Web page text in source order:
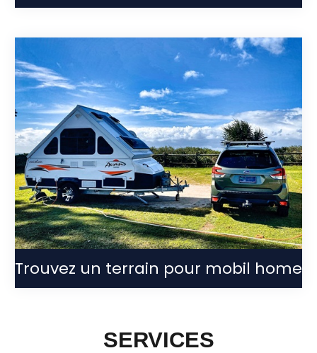
Trouvez un terrain pour mobil home
SERVICES